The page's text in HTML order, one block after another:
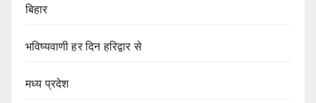
बिहार
भविष्यवाणी हर दिन हरिद्वार से
मध्य प्रदेश